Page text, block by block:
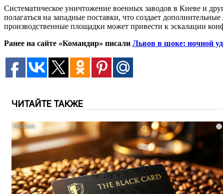
Систематическое уничтожение военных заводов в Киеве и
полагаться на западные поставки, что создает
производственные площадки может привести к эскалации
Ранее на сайте «Командир» писали Львов в шоке: ночной
ЧИТАЙТЕ ТАКЖЕ
i